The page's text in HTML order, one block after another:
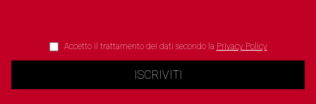
Accetto il trattamento dei dati secondo la Privacy Policy
ISCRIVITI